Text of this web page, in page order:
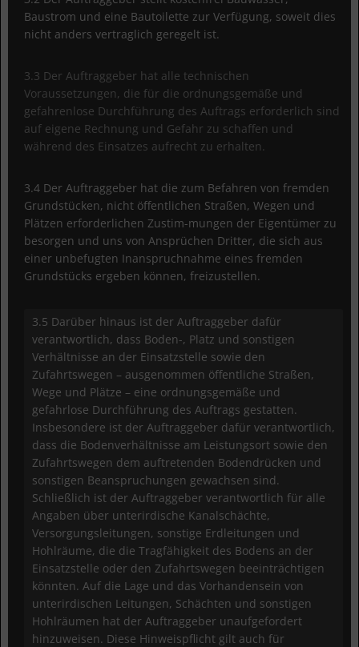
Baustrom und eine Bautoilette zur Verfügung, soweit dies
nicht anders vertraglich geregelt ist.
3.3 Der Auftraggeber hat alle technischen
Voraussetzungen, die für die ordnungsgemäße und
gefahrenlose Durchführung des Auftrags erforderlich sind
auf eigene Rechnung und Gefahr zu schaffen und
während des Einsatzes aufrecht zu erhalten.
3.4 Der Auftraggeber hat die zum Befahren von fremden
Grundstücken, nicht öffentlichen Straßen, Wegen und
Plätzen erforderlichen Zustim-mungen der Eigentümer zu
besorgen und uns von Ansprüchen Dritter, die sich aus
einer unbefugten Inanspruchnahme eines fremden
Grundstücks ergeben können, freizustellen.
3.5 Darüber hinaus ist der Auftraggeber dafür
verantwortlich, dass Boden-, Platz und sonstigen
Verhältnisse an der Einsatzstelle sowie den
Zufahrtswegen – ausgenommen öffentliche Straßen,
Wege und Plätze – eine ordnungsgemäße und
gefahrlose Durchführung des Auftrags gestatten.
Insbesondere ist der Auftraggeber dafür verantwortlich,
dass die Bodenverhältnisse am Leistungsort sowie den
Zufahrtswegen dem auftretenden Bodendrücken und
sonstigen Beanspruchungen gewachsen sind.
Schließlich ist der Auftraggeber verantwortlich für alle
Angaben über unterirdische Kanalschächte,
Versorgungsleitungen, sonstige Erdleitungen und
Hohlräume, die die Tragfähigkeit des Bodens an der
Einsatzstelle oder den Zufahrtswegen beeinträchtigen
könnten. Auf die Lage und das Vorhandensein von
unterirdischen Leitungen, Schächten und sonstigen
Hohlräumen hat der Auftraggeber unaufgefordert
hinzuweisen. Diese Hinweispflicht gilt auch für